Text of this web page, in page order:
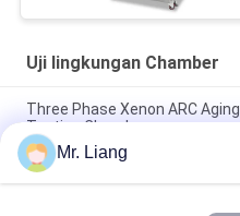
Uji lingkungan Chamber
Three Phase Xenon ARC
Testing Chamber
CE Bersertifikat
Environmental Test Chamber
Mr. Liang